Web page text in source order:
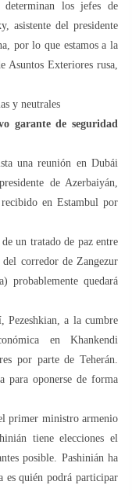
determinan los jefes de
asistente del presidente
por lo que estamos a la
Asuntos Exteriores rusa,
y neutrales
garante de seguridad
una reunión en Dubái
de Azerbaiyán,
en Estambul por
un tratado de paz entre
corredor de Zangezur
quedará
Pezeshkian, a la cumbre
en Khankendi
por parte de Teherán.
para oponerse de forma
primer ministro armenio
tiene elecciones el
posible. Pashinián ha
es quién podrá participar